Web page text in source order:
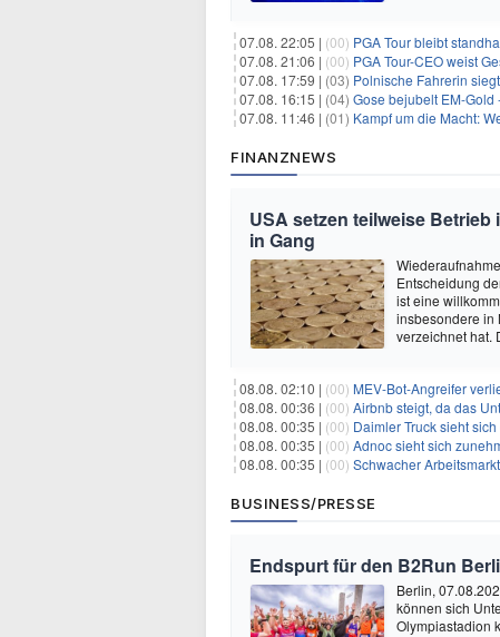
07.08. 22:05 | (00) PGA Tour bleibt
07.08. 21:06 | (00) PGA Tour-CEO weist
07.08. 17:59 | (03) Polnische Fahrerin
07.08. 16:15 | (04) Gose bejubelt EM-
07.08. 11:46 | (01) Kampf um die Macht:
FINANZNEWS
USA setzen teilweise
in Gang
Entscheidung
ist eine
insbesondere in
verzeichnet hat.
08.08. 02:10 | (00) MEV-Bot-Angreifer
08.08. 00:36 | (00) Airbnb steigt, da das
08.08. 00:35 | (00) Daimler Truck sieht sich einer
08.08. 00:35 | (00) Adnoc sieht sich
08.08. 00:35 | (00) Schwacher
BUSINESS/PRESSE
Endspurt für den B2Run
Berlin,
können sich
Olympiastadion